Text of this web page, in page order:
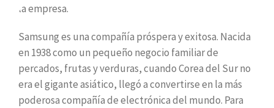
la empresa.
Samsung es una compañía próspera y exitosa. Nacida
en 1938 como un pequeño negocio familiar de
percados, frutas y verduras, cuando Corea del Sur no
era el gigante asiático, llegó a convertirse en la más
poderosa compañía de electrónica del mundo. Para